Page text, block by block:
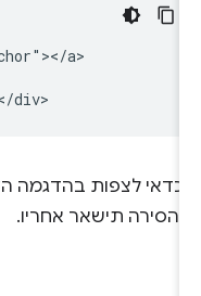
a>
כדאי לצפות בהדגמה
והסירה תישאר אחריו.